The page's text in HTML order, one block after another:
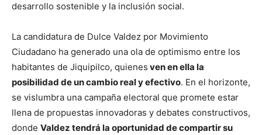
desarrollo sostenible y la inclusión social.
La candidatura de Dulce Valdez por Movimiento
Ciudadano ha generado una ola de optimismo entre los
habitantes de Jiquipilco, quienes ven en ella la
posibilidad de un cambio real y efectivo. En el horizonte,
se vislumbra una campaña electoral que promete estar
llena de propuestas innovadoras y debates constructivos,
donde Valdez tendrá la oportunidad de compartir su